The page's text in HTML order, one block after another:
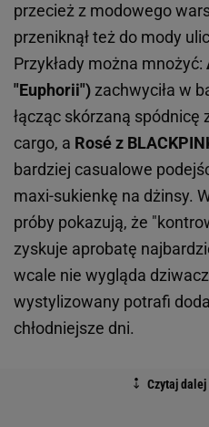
przecież z modowego
przeniknął też do mody
Przykłady można mnożyć:
"Euphorii")zachwyciła w
łącząc skórzaną
cargo, a Rosé z
bardziej casualowe
maxi-sukienkę na dżinsy.
próby pokazują, że
zyskuje aprobatę
wcale nie wygląda
wystylizowany potrafi
chłodniejsze dni.